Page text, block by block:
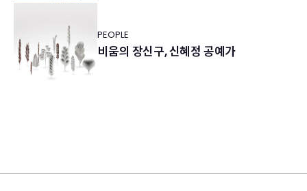
PEOPLE
비움의 장신구, 신혜정 공예가